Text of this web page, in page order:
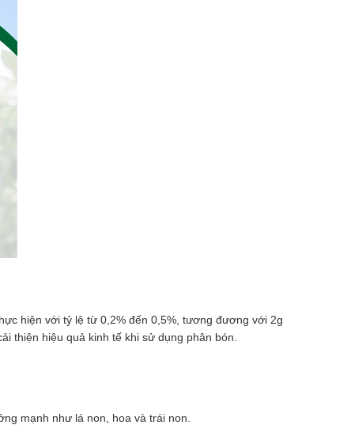
hiện với tỷ lệ từ 0,2% đến 0,5%, tương đương với 2g
thiện hiệu quả kinh tế khi sử dụng phân bón.
mạnh như lá non, hoa và trái non.